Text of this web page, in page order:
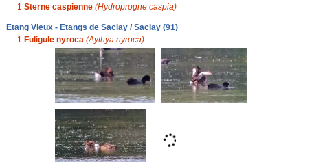
1 Sterne caspienne (Hydroprogne caspia)
Etang Vieux - Etangs de Saclay / Saclay (91)
1 Fuligule nyroca (Aythya nyroca)